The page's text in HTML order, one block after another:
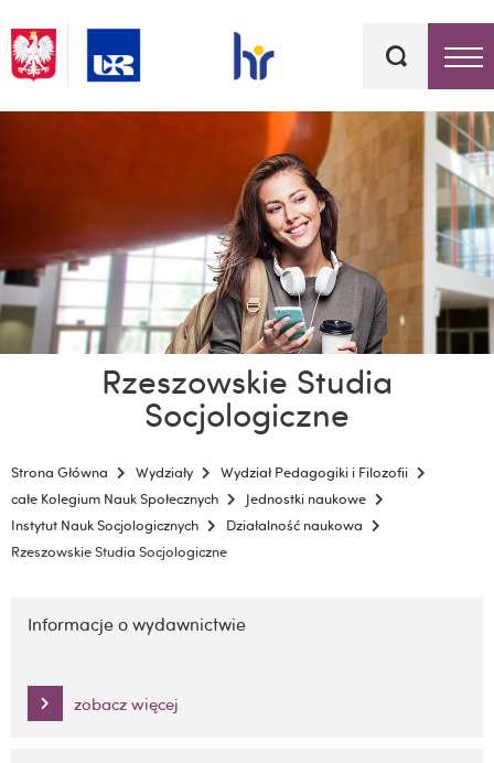
kluczowe
Rzeszowskie Studia
Socjologiczne
Strona Główna Wydziały
Wydział Pedagogiki i Filozofii
całe Kolegium Nauk Społecznych
Jednostki naukowe
Instytut Nauk Socjologicznych
Działalność naukowa
Rzeszowskie Studia Socjologiczne
nawigację
treści
Informacje o wydawnictwie
zobacz więcej